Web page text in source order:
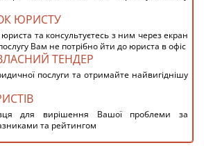
ЮРИСТУ
та консультуєтесь з ним через екран
Вам не потрібно йти до юриста в офіс
ТЕНДЕР
послуги та отримайте найвигіднішу
для вирішення Вашої проблеми за
та рейтингом